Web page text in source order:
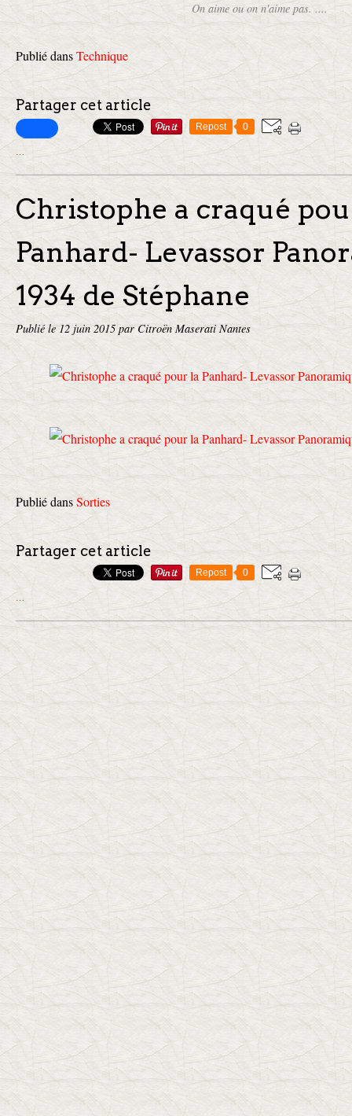
On aime ou on n'aime pas. ....
Publié dansTechnique
Partager cet article
Repost 0
…
Christophe a craqué
Panhard- Levassor
1934 de Stéphane
Publié le 12 juin 2015 par Citroën Maserati Nantes
Publié dansSorties
Partager cet article
Repost 0
…